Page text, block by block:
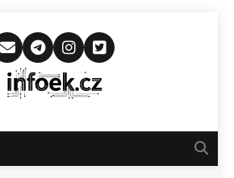
Infoek.cz
Novinkám